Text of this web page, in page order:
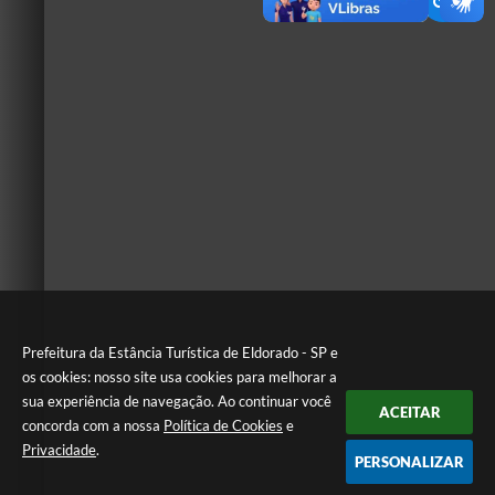
Prefeitura da Estância Turística de Eldorado - SP e
os cookies: nosso site usa cookies para melhorar a
sua experiência de navegação. Ao continuar você
concorda com a nossa Política de Cookies e
Privacidade.
ACEITAR
PERSONALIZAR